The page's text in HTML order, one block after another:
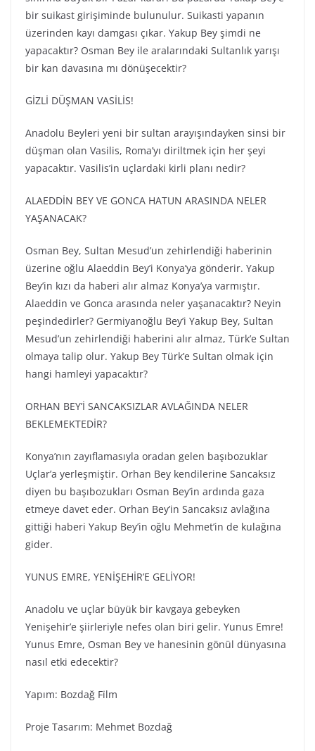
bir suikast girişiminde bulunulur. Suikasti yapanın
üzerinden kayı damgası çıkar. Yakup Bey şimdi ne
yapacaktır? Osman Bey ile aralarındaki Sultanlık yarışı
bir kan davasına mı dönüşecektir?
GİZLİ DÜŞMAN VASİLİS!
Anadolu Beyleri yeni bir sultan arayışındayken sinsi bir
düşman olan Vasilis, Roma’yı diriltmek için her şeyi
yapacaktır. Vasilis’in uçlardaki kirli planı nedir?
ALAEDDİN BEY VE GONCA HATUN ARASINDA NELER
YAŞANACAK?
Osman Bey, Sultan Mesud’un zehirlendiği haberinin
üzerine oğlu Alaeddin Bey’i Konya’ya gönderir. Yakup
Bey’in kızı da haberi alır almaz Konya’ya varmıştır.
Alaeddin ve Gonca arasında neler yaşanacaktır? Neyin
peşindedirler? Germiyanoğlu Bey’i Yakup Bey, Sultan
Mesud’un zehirlendiği haberini alır almaz, Türk’e Sultan
olmaya talip olur. Yakup Bey Türk’e Sultan olmak için
hangi hamleyi yapacaktır?
ORHAN BEY’İ SANCAKSIZLAR AVLAĞINDA NELER
BEKLEMEKTEDİR?
Konya’nın zayıflamasıyla oradan gelen başıbozuklar
Uçlar’a yerleşmiştir. Orhan Bey kendilerine Sancaksız
diyen bu başıbozukları Osman Bey’in ardında gaza
etmeye davet eder. Orhan Bey’in Sancaksız avlağına
gittiği haberi Yakup Bey’in oğlu Mehmet’in de kulağına
gider.
YUNUS EMRE, YENİŞEHİR’E GELİYOR!
Anadolu ve uçlar büyük bir kavgaya gebeyken
Yenişehir’e şiirleriyle nefes olan biri gelir. Yunus Emre!
Yunus Emre, Osman Bey ve hanesinin gönül dünyasına
nasıl etki edecektir?
Yapım: Bozdağ Fi̇lm
Proje Tasarım: Mehmet Bozdağ